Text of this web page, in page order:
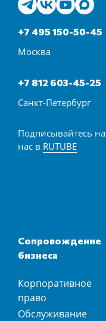
+7 495 150-50-45
Москва
+7 812 603-45-25
Санкт-Петербург
Подписывайтесь на
нас в RUTUBE
Сопровождение
бизнеса
Корпоративное
право
Обслуживание